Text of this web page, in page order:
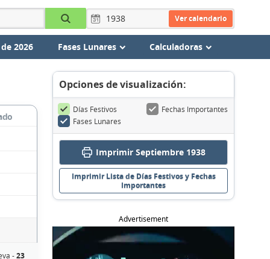
Ver calendario
2026 Fases Lunares Calculadoras
-23
Opciones de visualización:
Días Festivos
Fechas Importantes
Fases Lunares
Imprimir Septiembre 1938
Imprimir Lista de Días Festivos y Fechas
Importantes
Advertisement